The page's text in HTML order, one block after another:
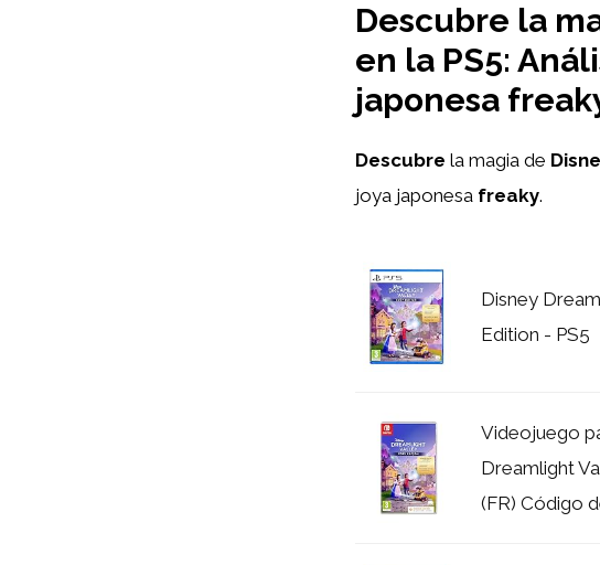
Descubre la
en la PS5:
japonesa
Descubre la magia de
joya japonesa freaky.
Disney
Edition - PS5
Videojuego
Dreamlight
(FR) Código